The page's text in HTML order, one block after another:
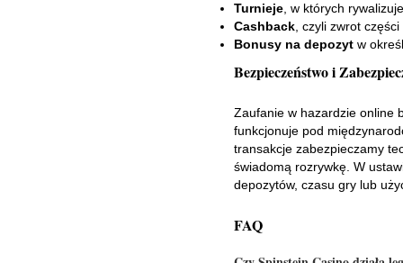
Turnieje , w których
Cashback , czyli zwrot
Bonusy na depozyt w
Bezpieczeństwo i
Zaufanie w hazardzie online
funkcjonuje pod
transakcje zabezpieczamy
świadomą rozrywkę. W
depozytów, czasu gry lub
FAQ